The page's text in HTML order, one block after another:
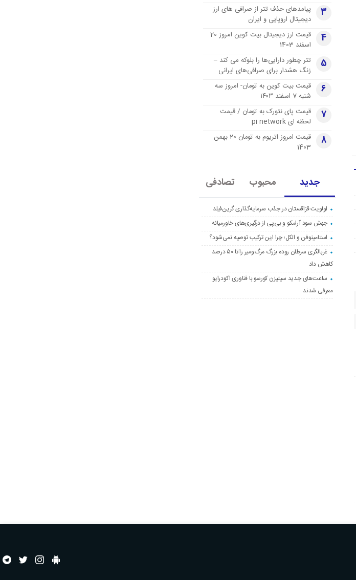
3
پیامدهای حذف تتر از صرافی های ارز
دیجیتال اروپایی و ایران
4
قیمت ارز دیجیتال بیت کوین امروز 20
اسفند 1403
5
تتر چطور دارایی‌ها را بلوکه می کند –
زنگ هشدار برای صرافی‌های ایرانی
6
قیمت بیت کوین به تومان- امروز سه
شنبه 7 اسفند ۱۴۰۳
7
قیمت پای نتورک به تومان / قیمت
لحظه ای pi network
8
قیمت امروز اتریوم به تومان 20 بهمن
1403
جدید محبوب تصادفی
اولویت قزاقستان در جذب سرمایه‌گذاری گرین‌فیلد
جهش سود آرامکو و بی‌پی از درگیری‌های خاورمیانه
استامینوفن و الکل؛ چرا این ترکیب توصیه نمی‌شود؟
غربالگری سرطان روده بزرگ مرگ‌ومیر را تا ۵۰ درصد
کاهش داد
ساعت‌های جدید سیتیزن کورسو با فناوری اکودرایو
معرفی شدند